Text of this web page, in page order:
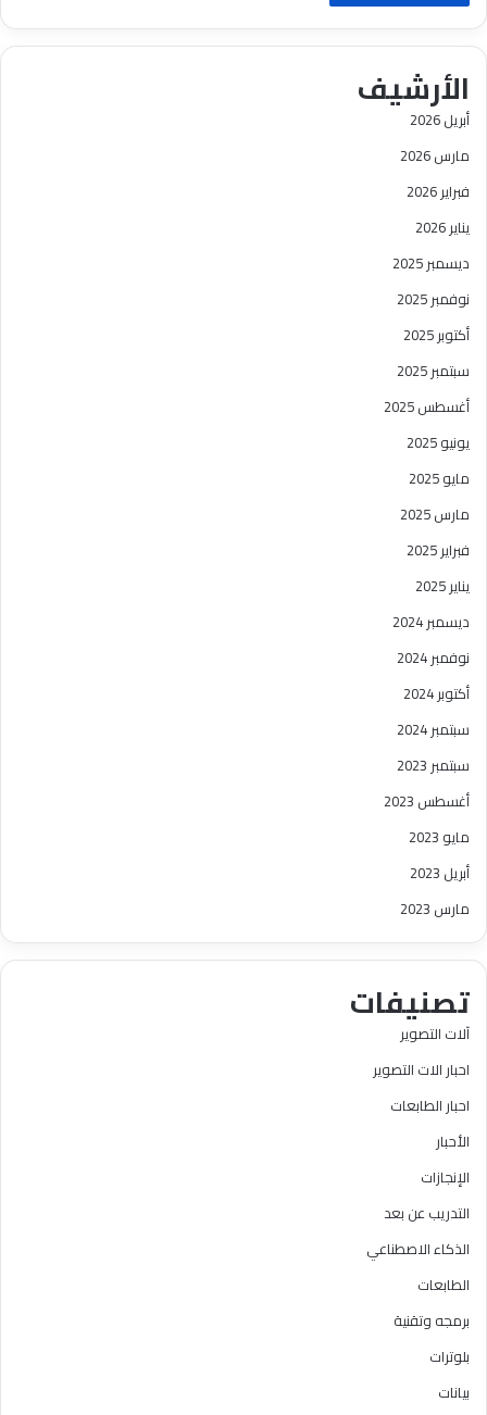
الأرشيف
أبريل 2026
مارس 2026
فبراير 2026
يناير 2026
ديسمبر 2025
نوفمبر 2025
أكتوبر 2025
سبتمبر 2025
أغسطس 2025
يونيو 2025
مايو 2025
مارس 2025
فبراير 2025
يناير 2025
ديسمبر 2024
نوفمبر 2024
أكتوبر 2024
سبتمبر 2024
سبتمبر 2023
أغسطس 2023
مايو 2023
أبريل 2023
مارس 2023
تصنيفات
آلات التصوير
احبار الات التصوير
احبار الطابعات
الأحبار
الإنجازات
التدريب عن بعد
الذكاء الاصطناعي
الطابعات
برمجه وتقنية
بلوترات
بيانات